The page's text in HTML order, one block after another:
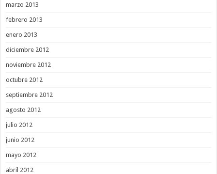
marzo 2013
febrero 2013
enero 2013
diciembre 2012
noviembre 2012
octubre 2012
septiembre 2012
agosto 2012
julio 2012
junio 2012
mayo 2012
abril 2012